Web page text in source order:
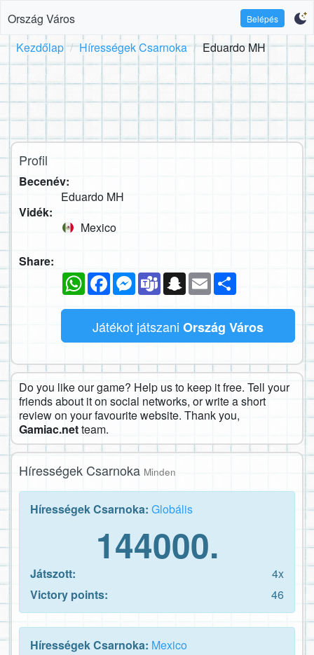
Ország Város Belépés
Kezdőlap Hírességek Csarnoka Eduardo MH
Profil
Becenév:
Eduardo MH
Vidék:
Mexico
Share:
WhatsAppFacebookMessenger
TeamsSnapchat
Email
Játékot játszani Ország Város
Do you like our game? Help us to keep it free. Tell your
friends about it on social networks, or write a short
review on your favourite website. Thank you,
Gamiac.netteam.
Hírességek Csarnoka Minden
Hírességek Csarnoka: Globális
144000.
Játszott:
4x
Victory points:
46
Hírességek Csarnoka: Mexico